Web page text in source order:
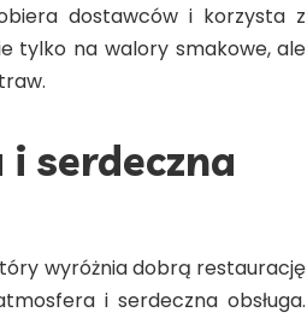
dostawców i korzysta z
tylko na walory smakowe, ale
serdeczna
wyróżnia dobrą restaurację
i serdeczna obsługa.